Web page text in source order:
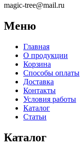
magic-tree@mail.ru
Меню
Главная
О продукции
Корзина
Способы оплаты
Доставка
Контакты
Условия работы
Каталог
Статьи
Каталог